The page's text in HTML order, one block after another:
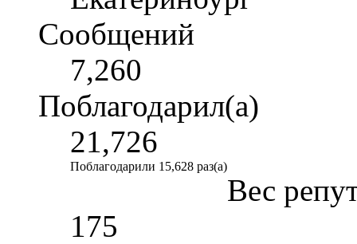
Сообщений
7,260
Поблагодарил(а)
21,726
Поблагодарили 15,628 раз(а)
Вес
175